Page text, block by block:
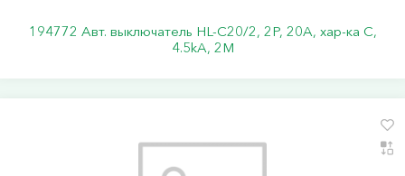
194772 Авт. выключатель HL-C20/2, 2P, 20A, хар-ка C,
4.5kA, 2M